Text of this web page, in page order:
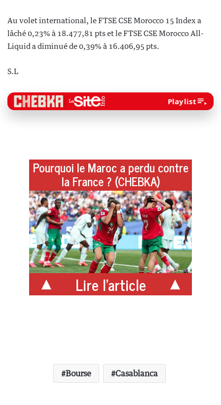
Au volet international, le FTSE CSE Morocco 15 Index a
lâché 0,23% à 18.477,81 pts et le FTSE CSE Morocco All-
Liquid a diminué de 0,39% à 16.406,95 pts.
S.L
Playlist
Pourquoi le Maroc a perdu contre
la France ? (CHEBKA)
Lire l'article
Bourse Casablanca